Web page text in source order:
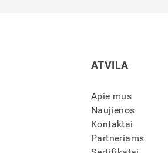
ATVILA
Apie mus
Naujienos
Kontaktai
Partneriams